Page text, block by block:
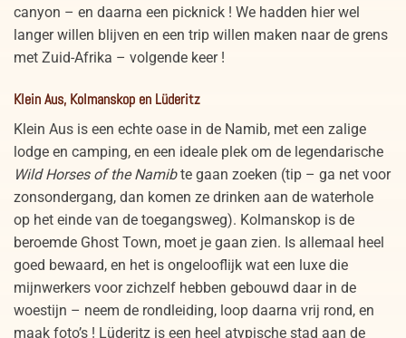
canyon – en daarna een picknick ! We hadden hier wel
langer willen blijven en een trip willen maken naar de grens
met Zuid-Afrika – volgende keer !
Klein Aus, Kolmanskop en Lüderitz
Klein Aus is een echte oase in de Namib, met een zalige
lodge en camping, en een ideale plek om de legendarische
Wild Horses of the Namibte gaan zoeken (tip – ga net voor
zonsondergang, dan komen ze drinken aan de waterhole
op het einde van de toegangsweg). Kolmanskop is de
beroemde Ghost Town, moet je gaan zien. Is allemaal heel
goed bewaard, en het is ongelooflijk wat een luxe die
mijnwerkers voor zichzelf hebben gebouwd daar in de
woestijn – neem de rondleiding, loop daarna vrij rond, en
maak foto’s ! Lüderitz is een heel atypische stad aan de